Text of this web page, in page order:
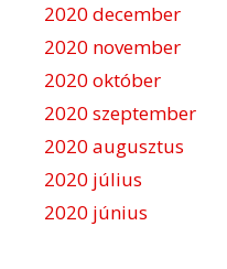
2020 december
2020 november
2020 október
2020 szeptember
2020 augusztus
2020 július
2020 június